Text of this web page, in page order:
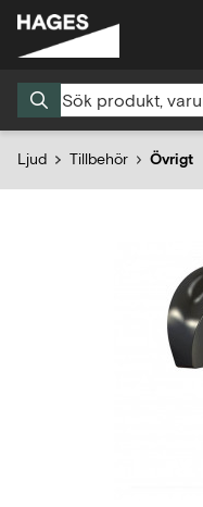
Ljud Tillbehör Övrigt